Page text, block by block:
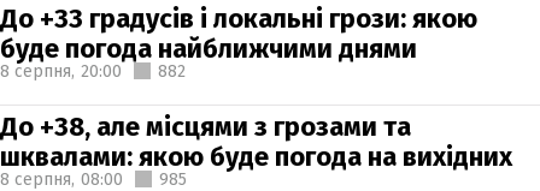
До +33 градусів і локальні грози: якою
буде погода найближчими днями
8 серпня, 20:00 882
До +38, але місцями з грозами та
шквалами: якою буде погода на вихідних
8 серпня, 08:00 985